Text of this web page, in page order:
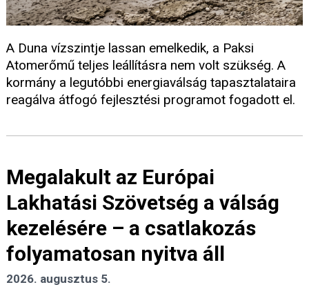
A Duna vízszintje lassan emelkedik, a Paksi
Atomerőmű teljes leállításra nem volt szükség. A
kormány a legutóbbi energiaválság tapasztalataira
reagálva átfogó fejlesztési programot fogadott el.
Megalakult az Európai
Lakhatási Szövetség a válság
kezelésére – a csatlakozás
folyamatosan nyitva áll
2026. augusztus 5.